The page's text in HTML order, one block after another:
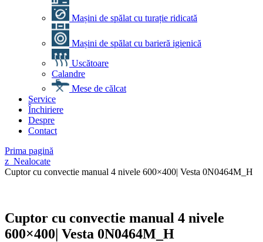
Mașini de spălat cu turație ridicată
Mașini de spălat cu barieră igienică
Uscătoare
Calandre
Mese de călcat
Service
Închiriere
Despre
Contact
Prima pagină
z_Nealocate
Cuptor cu convectie manual 4 nivele 600×400| Vesta 0N0464M_H
Cuptor cu convectie manual 4 nivele
600×400| Vesta 0N0464M_H